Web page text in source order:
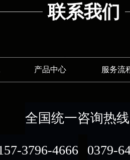
联系我们
产品中心 服务流
全国统一咨询热线
3796-4666 0379-